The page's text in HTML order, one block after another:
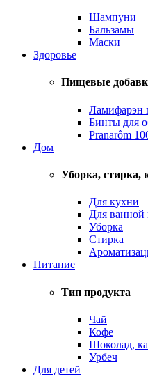
Шампуни
Бальзамы
Маски
Здоровье
Пищевые
Ламифарэн
Бинты для
Pranarôm
Дом
Уборка, стирка,
Для кухни
Для ванной
Уборка
Стирка
Питание
Тип продукта
Чай
Кофе
Шоколад,
Урбеч
Для детей